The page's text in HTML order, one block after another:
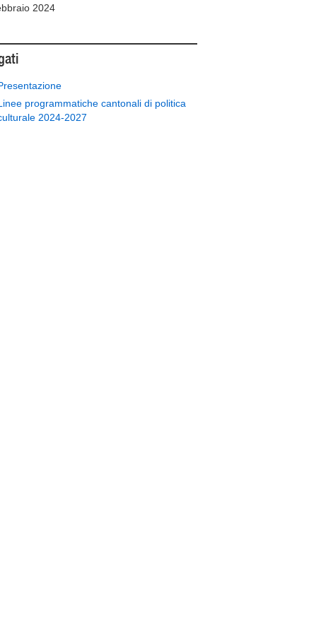
2024
programmatiche cantonali di politica
2024-2027